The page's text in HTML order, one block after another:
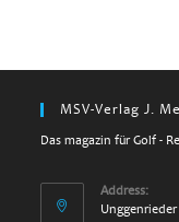
MSV-Verlag J.
Das magazin für Golf -
Address: